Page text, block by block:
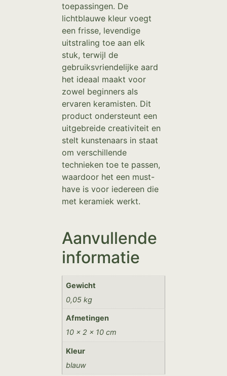
toepassingen. De
lichtblauwe kleur voegt
een frisse, levendige
uitstraling toe aan elk
stuk, terwijl de
gebruiksvriendelijke aard
het ideaal maakt voor
zowel beginners als
ervaren keramisten. Dit
product ondersteunt een
uitgebreide creativiteit en
stelt kunstenaars in staat
om verschillende
technieken toe te passen,
waardoor het een must-
have is voor iedereen die
met keramiek werkt.
Aanvullende
informatie
Gewicht
0,05 kg
Afmetingen
10 × 2 × 10 cm
Kleur
blauw